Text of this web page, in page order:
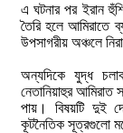
এ ঘটনার পর ইরান
তৈরি হলে আমিরাতে
উপসাগরীয় অঞ্চলে
অন্যদিকে যুদ্ধ
নেতানিয়াহুর
পায়। বিষয়টি দুই
কূটনৈতিক সূত্রগুলো